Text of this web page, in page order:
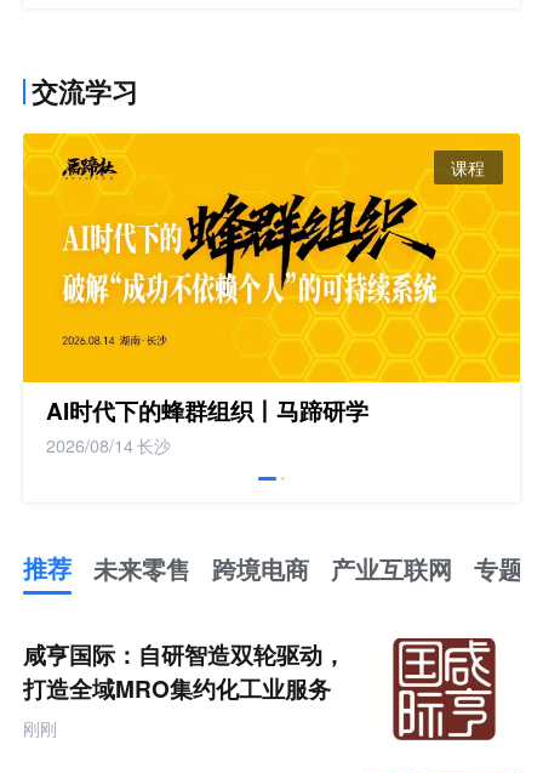
交流学习
课程
AI时代下的蜂群组织丨马蹄研学
2026/08/14长沙
推荐 未来零售 跨境电商 产业互联网 专题
来
零
售
跨
境
咸亨国际：自研智造双轮驱动，
打造全域MRO集约化工业服务
商
刚刚